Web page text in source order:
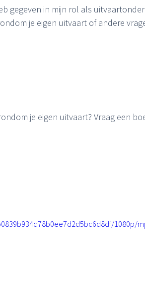
gegeven in mijn rol als
je eigen uitvaart of andere
je eigen uitvaart? Vraag een
1080p/